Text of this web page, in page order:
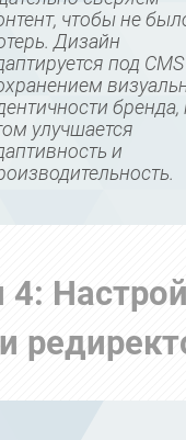
чтобы не
Дизайн
под
бренда,
улучшается
и
4: